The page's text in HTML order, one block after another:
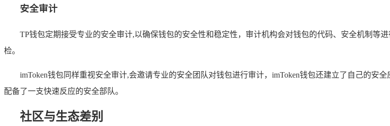
安全审计
TP钱包定期接受专业的安全审计,以确保钱包的安全性和稳定性，审计机构会对钱包的代码、安全机制等
检。
imToken钱包同样重视安全审计,会邀请专业的安全团队对钱包进行审计，imToken钱包还建立了自己的安
配备了一支快速反应的安全部队。
社区与生态差别